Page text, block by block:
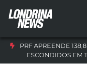
PRF APREENDE
ESCONDIDOS EM